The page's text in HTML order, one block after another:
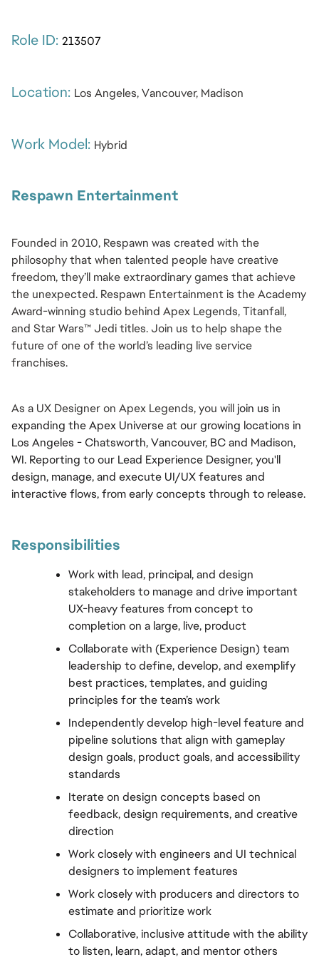
Role ID: 213507
Location: Los Angeles, Vancouver, Madison
Work Model: Hybrid
Respawn Entertainment
Founded in 2010, Respawn was created with the
philosophy that when talented people have creative
freedom, they’ll make extraordinary games that achieve
the unexpected. Respawn Entertainment is the Academy
Award-winning studio behind Apex Legends, Titanfall,
and Star Wars™ Jedi titles. Join us to help shape the
future of one of the world’s leading live service
franchises.
As a UX Designer on Apex Legends, you will join us in
expanding the Apex Universe at our growing locations in
Los Angeles - Chatsworth, Vancouver, BC and Madison,
WI. Reporting to our Lead Experience Designer, you'll
design, manage, and execute UI/UX features and
interactive flows, from early concepts through to release.
Responsibilities
Work with lead, principal, and design
stakeholders to manage and drive important
UX-heavy features from concept to
completion on a large, live, product
Collaborate with (Experience Design) team
leadership to define, develop, and exemplify
best practices, templates, and guiding
principles for the team’s work
Independently develop high-level feature and
pipeline solutions that align with gameplay
design goals, product goals, and accessibility
standards
Iterate on design concepts based on
feedback, design requirements, and creative
direction
Work closely with engineers and UI technical
designers to implement features
Work closely with producers and directors to
estimate and prioritize work
Collaborative, inclusive attitude with the ability
to listen, learn, adapt, and mentor others